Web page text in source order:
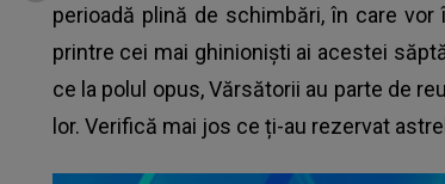
perioadă plină de schimbări, în care
printre cei mai ghinioniști ai acestei
ce la polul opus, Vărsătorii au parte de
lor. Verifică mai jos ce ți-au rezervat